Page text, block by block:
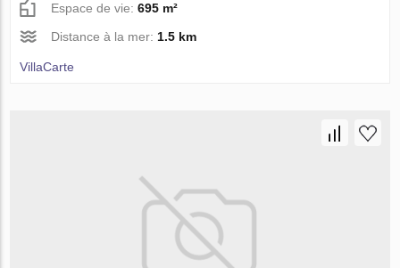
Espace de vie:695 m²
Distance à la mer: 1.5 km
VillaСarte